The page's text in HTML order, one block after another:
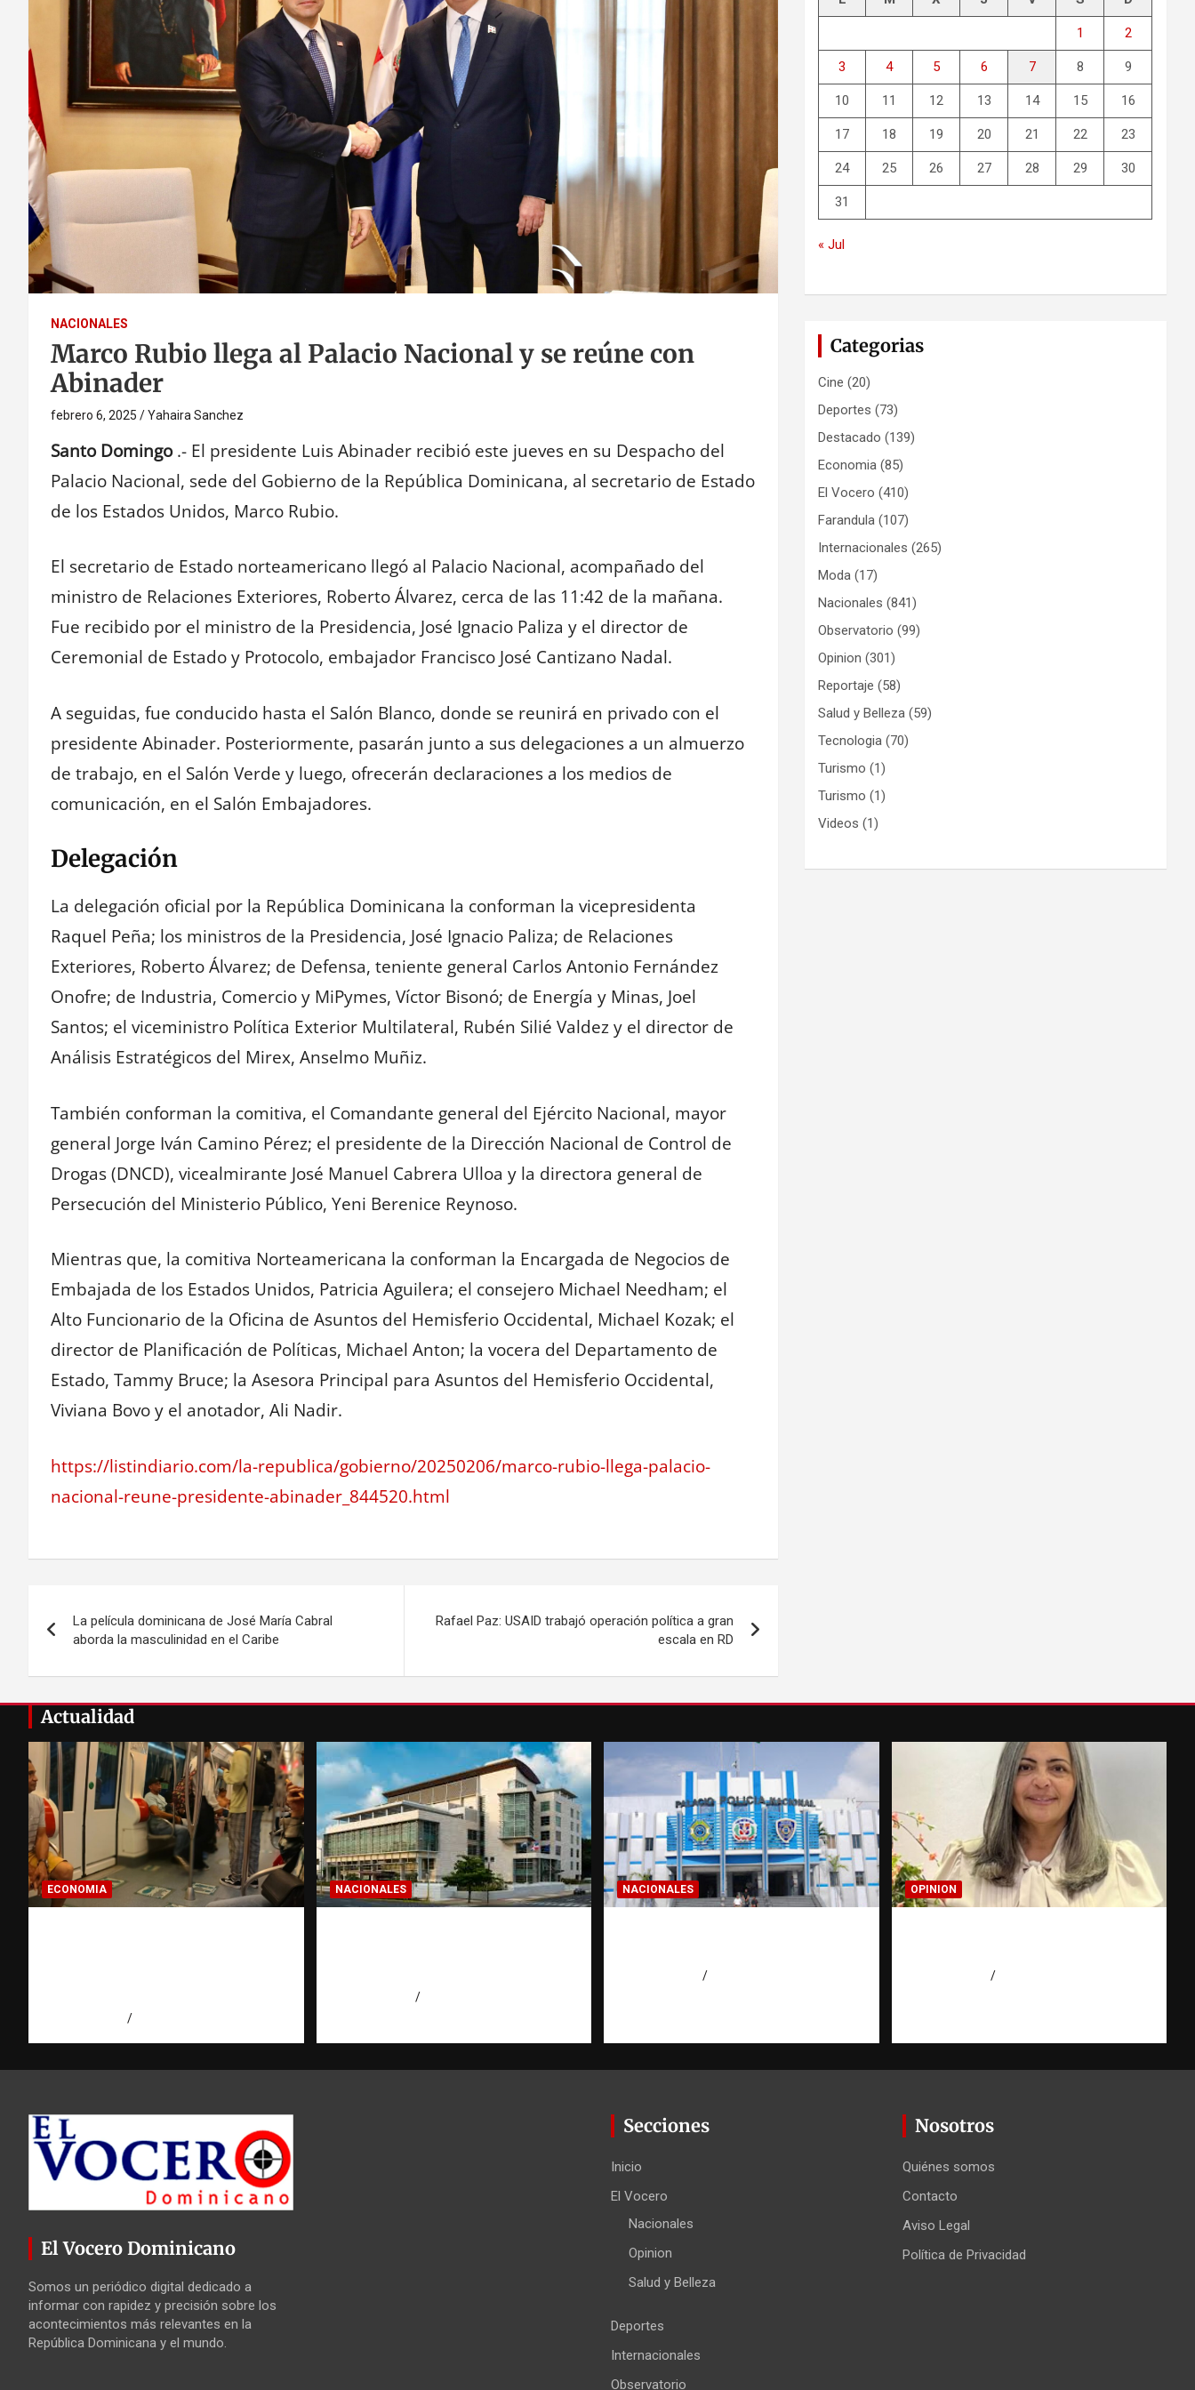
NACIONALES
Marco Rubio llega al Palacio Nacional y se reúne con
Abinader
febrero 6, 2025 Yahaira Sanchez
Santo Domingo.- El presidente Luis Abinader recibió este jueves en su Despacho del
Palacio Nacional, sede del Gobierno de la República Dominicana, al secretario de Estado
de los Estados Unidos, Marco Rubio.
El secretario de Estado norteamericano llegó al Palacio Nacional, acompañado del
ministro de Relaciones Exteriores, Roberto Álvarez, cerca de las 11:42 de la mañana.
Fue recibido por el ministro de la Presidencia, José Ignacio Paliza y el director de
Ceremonial de Estado y Protocolo, embajador Francisco José Cantizano Nadal.
A seguidas, fue conducido hasta el Salón Blanco, donde se reunirá en privado con el
presidente Abinader. Posteriormente, pasarán junto a sus delegaciones a un almuerzo
de trabajo, en el Salón Verde y luego, ofrecerán declaraciones a los medios de
comunicación, en el Salón Embajadores.
Delegación
La delegación oficial por la República Dominicana la conforman la vicepresidenta
Raquel Peña; los ministros de la Presidencia, José Ignacio Paliza; de Relaciones
Exteriores, Roberto Álvarez; de Defensa, teniente general Carlos Antonio Fernández
Onofre; de Industria, Comercio y MiPymes, Víctor Bisonó; de Energía y Minas, Joel
Santos; el viceministro Política Exterior Multilateral, Rubén Silié Valdez y el director de
Análisis Estratégicos del Mirex, Anselmo Muñiz.
También conforman la comitiva, el Comandante general del Ejército Nacional, mayor
general Jorge Iván Camino Pérez; el presidente de la Dirección Nacional de Control de
Drogas (DNCD), vicealmirante José Manuel Cabrera Ulloa y la directora general de
Persecución del Ministerio Público, Yeni Berenice Reynoso.
Mientras que, la comitiva Norteamericana la conforman la Encargada de Negocios de
Embajada de los Estados Unidos, Patricia Aguilera; el consejero Michael Needham; el
Alto Funcionario de la Oficina de Asuntos del Hemisferio Occidental, Michael Kozak; el
director de Planificación de Políticas, Michael Anton; la vocera del Departamento de
Estado, Tammy Bruce; la Asesora Principal para Asuntos del Hemisferio Occidental,
Viviana Bovo y el anotador, Ali Nadir.
https://listindiario.com/la-republica/gobierno/20250206/marco-rubio-llega-palacio-
nacional-reune-presidente-abinader_844520.html
de
entradas
La película dominicana de José María Cabral
aborda la masculinidad en el Caribe
Rafael Paz: USAID trabajó operación política a gran
escala en RD
1 2
3 4 5 6 7 8 9
10 11 12 13 14 15 16
17 18 19 20 21 22 23
24 25 26 27 28 29 30
31
« Jul
Categorias
Cine (20)
Deportes (73)
Destacado (139)
Economia (85)
El Vocero (410)
Farandula (107)
Internacionales (265)
Moda (17)
Nacionales (841)
Observatorio (99)
Opinion (301)
Reportaje (58)
Salud y Belleza (59)
Tecnologia (70)
Turismo (1)
Turismo (1)
Videos (1)
Actualidad
ECONOMIA NACIONALES NACIONALES OPINION
El Vocero Dominicano
Somos un periódico digital dedicado a
informar con rapidez y precisión sobre los
acontecimientos más relevantes en la
República Dominicana y el mundo.
Secciones
Inicio
El Vocero
Nacionales
Opinion
Salud y Belleza
Deportes
Internacionales
Observatorio
Nosotros
Quiénes somos
Contacto
Aviso Legal
Política de Privacidad